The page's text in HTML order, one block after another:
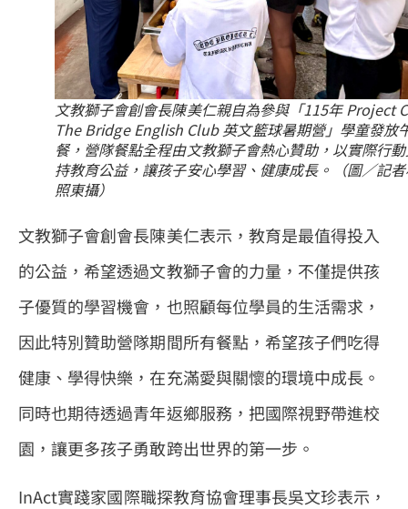
文教獅子會創會長陳美仁親自為參與「115年 Project
The Bridge English Club 英文籃球暑期營」學童發放
餐，營隊餐點全程由文教獅子會熱心贊助，以實際行
持教育公益，讓孩子安心學習、健康成長。（圖／記
照東攝）
文教獅子會創會長陳美仁表示，教育是最值得投入
的公益，希望透過文教獅子會的力量，不僅提供孩
子優質的學習機會，也照顧每位學員的生活需求，
因此特別贊助營隊期間所有餐點，希望孩子們吃得
健康、學得快樂，在充滿愛與關懷的環境中成長。
同時也期待透過青年返鄉服務，把國際視野帶進校
園，讓更多孩子勇敢跨出世界的第一步。
InAct實踐家國際職探教育協會理事長吳文珍表示，